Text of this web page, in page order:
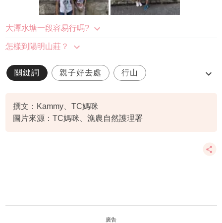
大潭水塘一段容易行嗎?
怎樣到陽明山莊？
關鍵詞 親子好去處 行山
撰文：Kammy、TC媽咪
圖片來源：TC媽咪、漁農自然護理署
廣告